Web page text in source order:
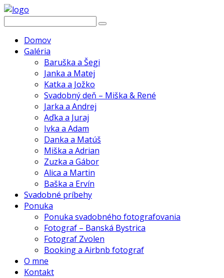
Domov
Galéria
Baruška a Šegi
Janka a Matej
Katka a Jožko
Svadobný deň – Miška & René
Jarka a Andrej
Aďka a Juraj
Ivka a Adam
Danka a Matúš
Miška a Adrian
Zuzka a Gábor
Alica a Martin
Baška a Ervín
Svadobné príbehy
Ponuka
Ponuka svadobného fotografovania
Fotograf – Banská Bystrica
Fotograf Zvolen
Booking a Airbnb fotograf
O mne
Kontakt